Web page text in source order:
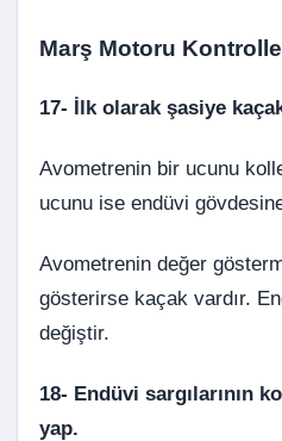
Marş Motoru
17- İlk olarak şasiye
Avometrenin bir ucunu
ucunu ise endüvi
Avometrenin değer
gösterirse kaçak vardır.
değiştir.
18- Endüvi sargılarının
yap.